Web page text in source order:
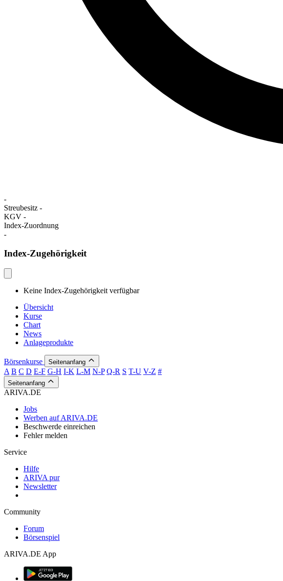
-
Streubesitz -
KGV -
Index-Zuordnung
-
Index-Zugehörigkeit
Keine Index-Zugehörigkeit verfügbar
Übersicht
Kurse
Chart
News
Anlageprodukte
Börsenkurse Seitenanfang
A B C D E-F G-H I-K L-M N-P Q-R S T-U V-Z #
Seitenanfang
ARIVA.DE
Jobs
Werben auf ARIVA.DE
Beschwerde einreichen
Fehler melden
Service
Hilfe
ARIVA pur
Newsletter
Community
Forum
Börsenspiel
ARIVA.DE App